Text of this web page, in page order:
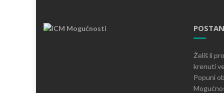
Želiš li
krenuti
Popuni